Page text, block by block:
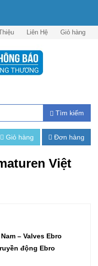
Liên Hệ Giỏ hàng
Tìm kiếm
Giỏ hàng Đơn hàng
Việt
– Valves Ebro
động Ebro